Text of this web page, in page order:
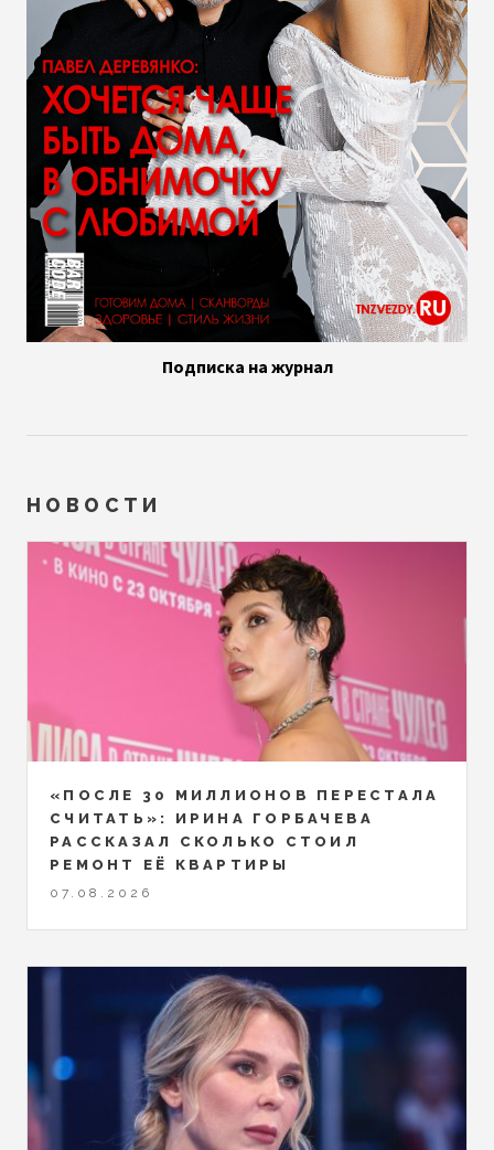
Подписка на журнал
НОВОСТИ
«ПОСЛЕ 30 МИЛЛИОНОВ ПЕРЕСТАЛА
СЧИТАТЬ»: ИРИНА ГОРБАЧЕВА
РАССКАЗАЛ СКОЛЬКО СТОИЛ
РЕМОНТ ЕЁ КВАРТИРЫ
07.08.2026